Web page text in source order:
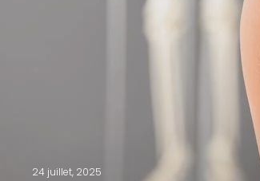
24 juillet, 2025